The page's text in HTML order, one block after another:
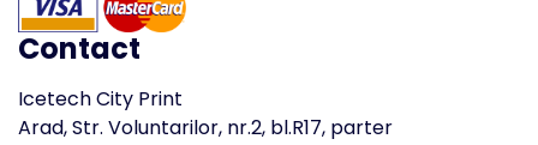
Contact
Icetech City Print
Arad, Str. Voluntarilor, nr.2, bl.R17, parter